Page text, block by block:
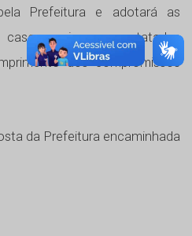
Prefeitura e adotará as
caso sejam constatadas
dos compromissos
da Prefeitura encaminhada